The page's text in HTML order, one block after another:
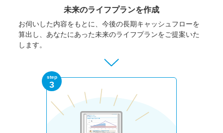
未来のライフプランを作成
お伺いした内容をもとに、今後の長期キャッシュフローを
算出し、あなたにあった未来のライフプランをご提案いた
します。
step
3